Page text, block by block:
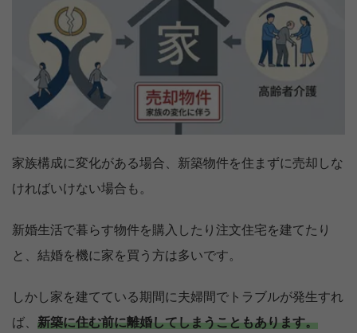
家族構成に変化がある場合、新築物件を住まずに売却しな
ければいけない場合も。
新婚生活で暮らす物件を購入したり注文住宅を建てたり
と、結婚を機に家を買う方は多いです。
しかし家を建てている期間に夫婦間でトラブルが発生すれ
ば、 新築に住む前に離婚してしまうこともあります。